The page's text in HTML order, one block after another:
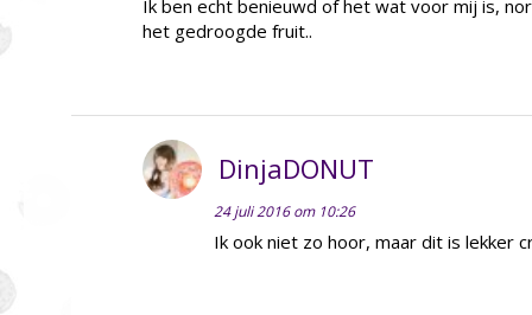
Ik ben echt benieuwd of het wat voor mij is,
het gedroogde fruit..
DinjaDONUT
24 juli 2016 om 10:26
Ik ook niet zo hoor, maar dit is lekker